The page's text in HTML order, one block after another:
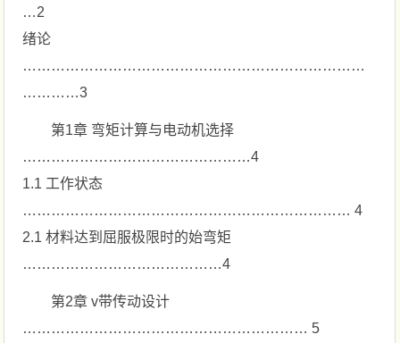
…2
绪论
………………………………………………………………
…………3
第1章 弯矩计算与电动机选择
…………………………………………4
1.1 工作状态
…………………………………………………………… 4
2.1 材料达到屈服极限时的始弯矩
……………………………………4
第2章 v带传动设计
…………………………………………………… 5